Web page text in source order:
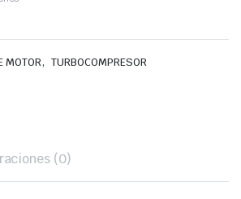
MOTOR, TURBOCOMPRESOR
(0)